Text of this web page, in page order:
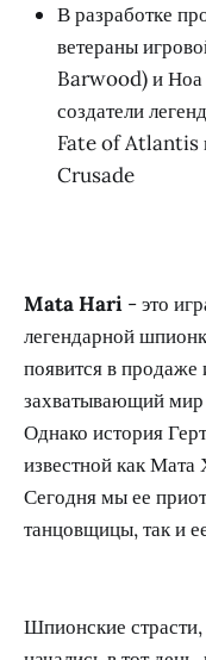
В разработке
ветераны
Barwood) и
создатели
Fate of Atlantis
Crusade
Mata Hari - это
легендарной
появится в
захватывающий
Однако история
известной как Мата
Сегодня мы ее
танцовщицы, так и
Шпионские